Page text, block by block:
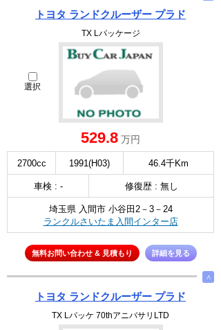
トヨタ ランドクルーザー プラド
TX Lパッケージ
選択
529.8 万円
2700cc 1991(H03) 46.4千Km
車検 : - 修復歴 : 無し
埼玉県 入間市 小谷田2－3－24
ランクルさいたま入間インター店
無料お問い合わせ & 見積もり 詳細を見る
∧
トヨタ ランドクルーザー プラド
TX Lパッケ 70thアニバサリLTD